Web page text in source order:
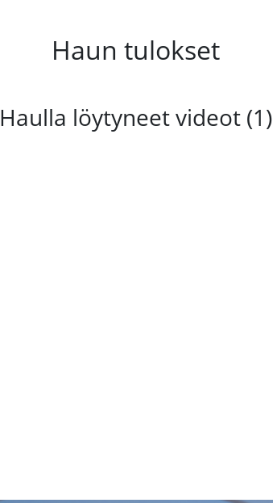
Haun tulokset
Haulla löytyneet videot (1)